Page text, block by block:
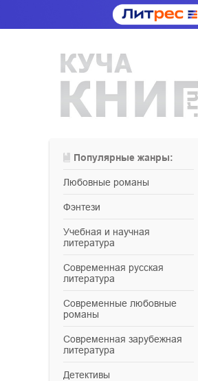
Популярные жанры:
любовные романы
фэнтези
учебная и научная
литература
современная русская
литература
современные любовные
романы
современная зарубежная
литература
детективы